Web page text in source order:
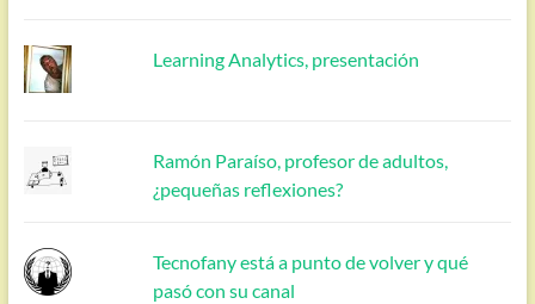
Learning Analytics, presentación
Ramón Paraíso, profesor de adultos,
¿pequeñas reflexiones?
Tecnofany está a punto de volver y qué
pasó con su canal